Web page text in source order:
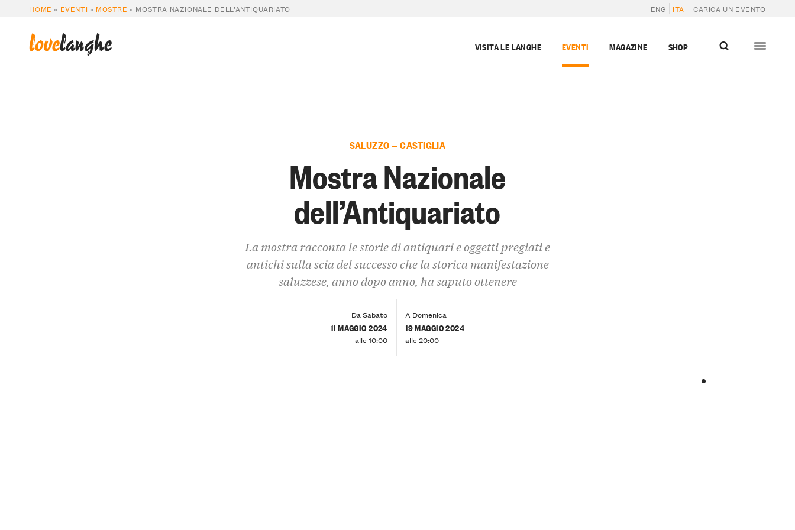
HOME » EVENTI » MOSTRE » MOSTRA NAZIONALE DELL’ANTIQUARIATO ENG ITA CARICA UN EVENTO
lovelanghe VISITA LE LANGHE EVENTI MAGAZINE SHOP
SALUZZO — CASTIGLIA
Mostra Nazionale
dell’Antiquariato
La mostra racconta le storie di antiquari e oggetti pregiati e
antichi sulla scia del successo che la storica manifestazione
saluzzese, anno dopo anno, ha saputo ottenere
Da Sabato
11 MAGGIO 2024
alle 10:00
A Domenica
19 MAGGIO 2024
alle 20:00